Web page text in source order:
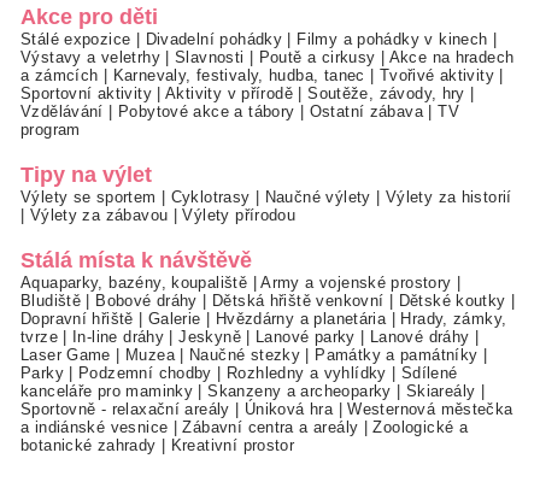
Akce pro děti
Stálé expozice Divadelní pohádky Filmy a pohádky v kinech
Výstavy a veletrhy|Slavnosti Poutě a cirkusy
Akce na hradech
a zámcích
Karnevaly, festivaly, hudba, tanec Tvořivé aktivity
Sportovní aktivity|Aktivity v přírodě |Soutěže, závody, hry
Vzdělávání
Pobytové akce a tábory Ostatní zábava |TV
program
Tipy na výlet
Výlety se sportem Cyklotrasy Naučné výlety
Výlety za historií
Výlety za zábavou |Výlety přírodou
Stálá místa k návštěvě
Aquaparky, bazény, koupaliště |Army a vojenské prostory
Bludiště
Bobové dráhy Dětská hřiště venkovní Dětské koutky
Dopravní hřiště
Galerie Hvězdárny a planetária
Hrady, zámky,
tvrze| In-line dráhy |Jeskyně| Lanové parky Lanové dráhy
Laser Game
Muzea| Naučné stezky Památky a památníky
Parky| Podzemní chodby Rozhledny a vyhlídky
Sdílené
kanceláře pro maminky |Skanzeny a archeoparky Skiareály
Sportovně - relaxační areály
Úniková hra |Westernová městečka
a indiánské vesnice |Zábavní centra a areály |Zoologické a
botanické zahrady
Kreativní prostor